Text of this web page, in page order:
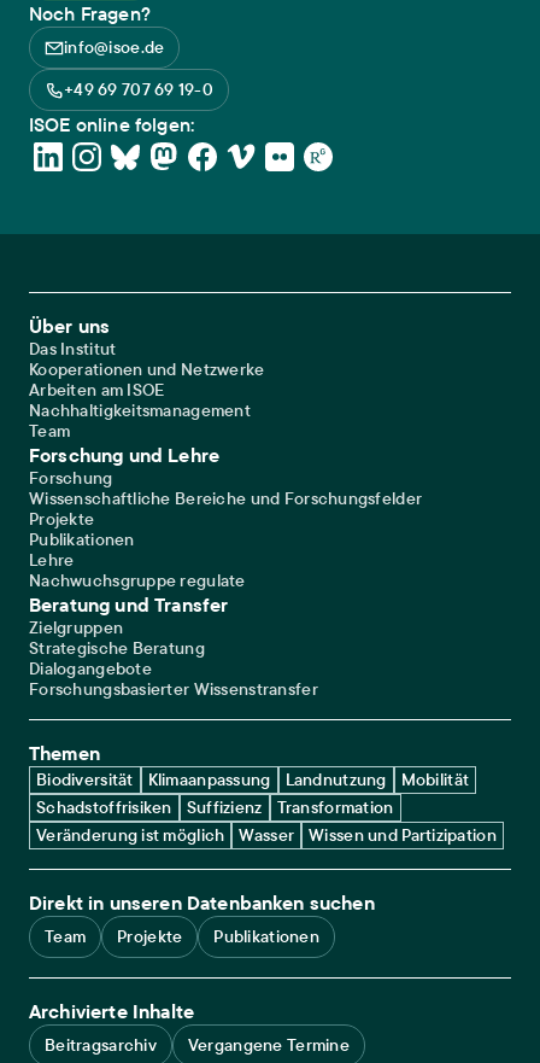
Noch Fragen?
info@isoe.de
+49 69 707 69 19-0
ISOE online folgen:
Footer Main Navigation
Über uns
Das Institut
Kooperationen und Netzwerke
Arbeiten am ISOE
Nachhaltigkeitsmanagement
Team
Forschung und Lehre
Forschung
Wissenschaftliche Bereiche und Forschungsfelder
Projekte
Publikationen
Lehre
Nachwuchsgruppe regulate
Beratung und Transfer
Zielgruppen
Strategische Beratung
Dialogangebote
Forschungsbasierter Wissenstransfer
Themen
Biodiversität Klimaanpassung Landnutzung
Mobilität
Schadstoffrisiken
Suffizienz
Transformation
Veränderung ist möglich
Wasser Wissen und Partizipation
Direkt in unseren Datenbanken suchen
Team Projekte Publikationen
Archivierte Inhalte
Beitragsarchiv Vergangene Termine